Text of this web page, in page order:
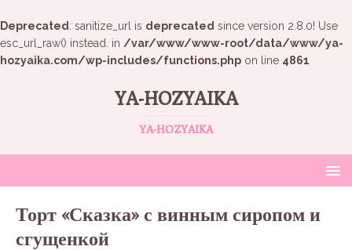
Deprecated : sanitize_url is deprecated since version 2.8.0! Use
esc_url_raw() instead. in /var/www/www-root/data/www/ya-
hozyaika.com/wp-includes/functions.php on line 4861
YA-HOZYAIKA
YA-HOZYAIKA
Торт «Сказка» с винным сиропом и
сгущенкой